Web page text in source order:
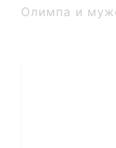
Олимпа и